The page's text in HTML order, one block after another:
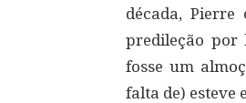
década,
predileção por
fosse um
falta de) esteve